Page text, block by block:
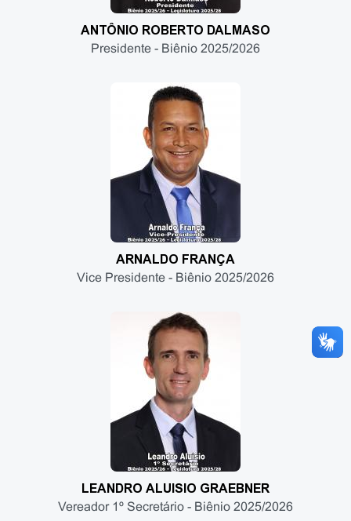
ANTÔNIO ROBERTO DALMASO
Presidente - Biênio 2025/2026
ARNALDO FRANÇA
Vice Presidente - Biênio 2025/2026
LEANDRO ALUISIO GRAEBNER
Vereador 1º Secretário - Biênio 2025/2026